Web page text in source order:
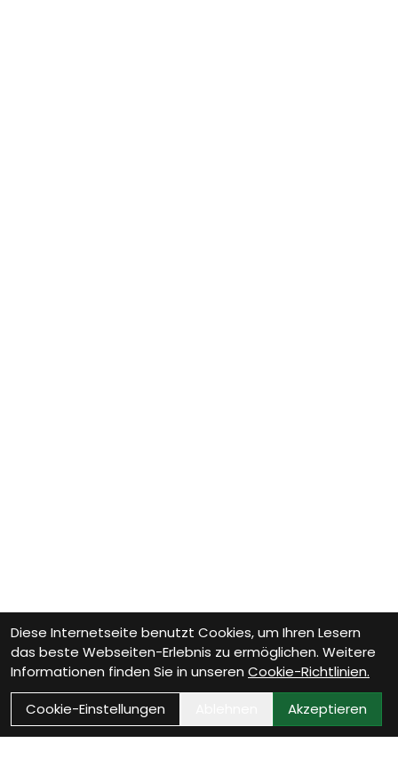
Diese Internetseite benutzt Cookies, um Ihren Lesern
das beste Webseiten-Erlebnis zu ermöglichen. Weitere
Informationen finden Sie in unseren Cookie-Richtlinien.
Cookie-Einstellungen
Akzeptieren